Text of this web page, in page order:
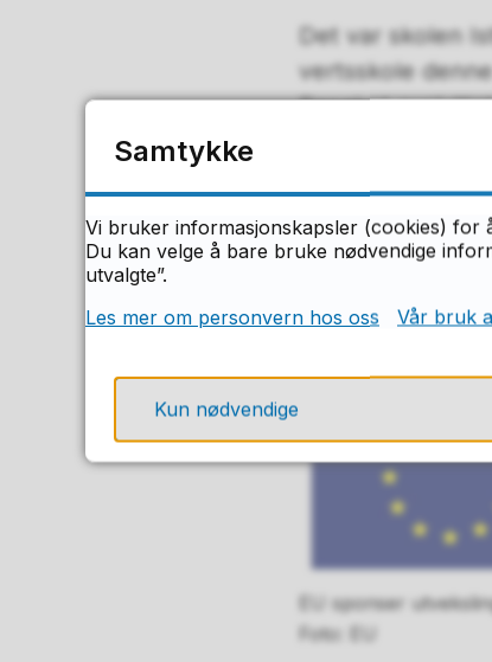
Det var skolen
vertsskole
Besøket
Elevene fikk
både i
-Det ble en
Inge Skaardal.
EU sponser
Samtykke
Vi bruker informasjonskapsler (cookies) for
Du kan velge å bare bruke nødvendige
utvalgte”.
Les mer om personvern hos oss
Vår bruk
Kun nødvendige